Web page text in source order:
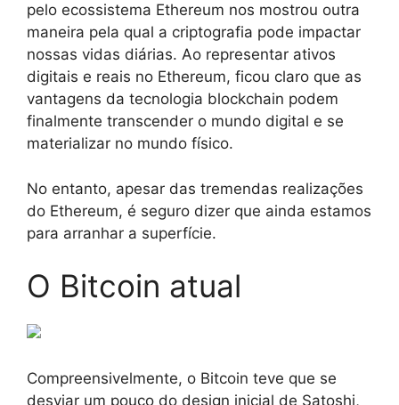
pelo ecossistema Ethereum nos mostrou outra
maneira pela qual a criptografia pode impactar
nossas vidas diárias. Ao representar ativos
digitais e reais no Ethereum, ficou claro que as
vantagens da tecnologia blockchain podem
finalmente transcender o mundo digital e se
materializar no mundo físico.
No entanto, apesar das tremendas realizações
do Ethereum, é seguro dizer que ainda estamos
para arranhar a superfície.
O Bitcoin atual
Compreensivelmente, o Bitcoin teve que se
desviar um pouco do design inicial de Satoshi,